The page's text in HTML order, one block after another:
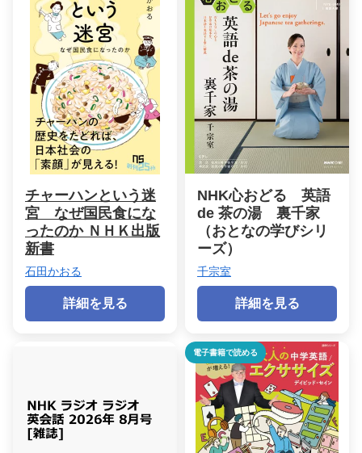
チャーハンという迷
宮 なぜ国民食にな
ったのか ＮＨＫ出版
新書
石田かおる
詳細を見る
NHK心おどる 英語
de 茶の湯 裏千家
（おとなの学びシリ
ーズ）
千宗室
詳細を見る
電子書籍で読める